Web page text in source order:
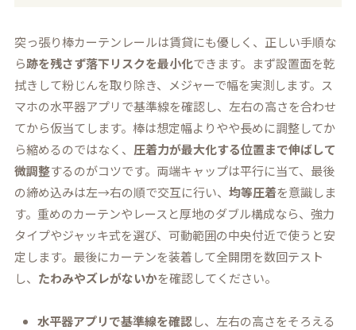
突っ張り棒カーテンレールは賃貸にも優しく、正しい手順な
ら跡を残さず落下リスクを最小化できます。まず設置面を乾
拭きして粉じんを取り除き、メジャーで幅を実測します。ス
マホの水平器アプリで基準線を確認し、左右の高さを合わせ
てから仮当てします。棒は想定幅よりやや長めに調整してか
ら縮めるのではなく、 圧着力が最大化する位置まで伸ばして
微調整するのがコツです。両端キャップは平行に当て、最後
の締め込みは左→右の順で交互に行い、均等圧着を意識しま
す。重めのカーテンやレースと厚地のダブル構成なら、強力
タイプやジャッキ式を選び、可動範囲の中央付近で使うと安
定します。最後にカーテンを装着して全開閉を数回テスト
し、 たわみやズレがないかを確認してください。
水平器アプリで基準線を確認し、左右の高さをそろえる